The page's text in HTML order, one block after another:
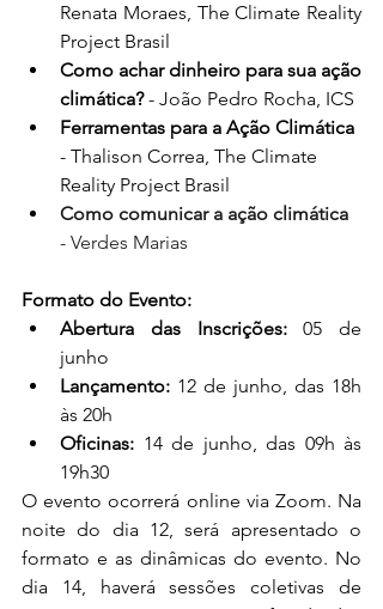
Renata Moraes, The Climate Reality
Project Brasil
Como achar dinheiro para sua ação
climática? - João Pedro Rocha, ICS
Ferramentas para a Ação Climática
- Thalison Correa, The Climate
Reality Project Brasil
Como comunicar a ação climática
- Verdes Marias
Formato do Evento:
Abertura das Inscrições: 05 de
junho
Lançamento: 12 de junho, das 18h
às 20h
Oficinas: 14 de junho, das 09h às
19h30
O evento ocorrerá online via Zoom. Na
noite do dia 12, será apresentado o
formato e as dinâmicas do evento. No
dia 14, haverá sessões coletivas de